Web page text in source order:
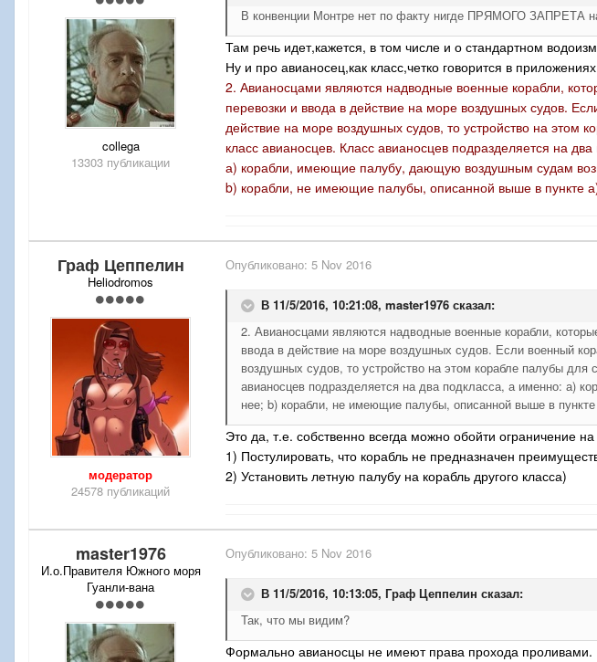
тонн (2 032 метрические тонны) и которые не
а) иметь на вооружении орудия калибра  выше
b) быть предназначенными или оборудованными
с) быть  предназначенными  для  достижения
6. Вспомогательными  кораблями  являются
входящие   в  состав  военного  флота,
построены  специально  для  того,  чтобы  быть
а) иметь  на  вооружении  орудия калибра выше
b) иметь  на  вооружении  более восьми
с) быть  предназначенными или оборудованными
е) быть  предназначенными  для  достижения
g) иметь на  оборудовании  более  двух
collega
13303 публикации
В конвенции Монтре нет по факту нигде ПРЯМОГО ЗАПРЕТА
Там речь идет,кажется, в том числе и о стандартном
Ну и про авианосец,как класс,четко говорится в
2. Авианосцами являются надводные военные корабли,
перевозки и ввода в действие на море воздушных судов.
действие на море воздушных судов, то устройство на этом
класс авианосцев. Класс авианосцев подразделяется на
а) корабли, имеющие палубу, дающую воздушным судам
b) корабли, не имеющие палубы, описанной выше в пункте
Граф Цеппелин
Heliodromos
модератор
24578 публикаций
Опубликовано: 5 Nov 2016
В 11/5/2016, 10:21:08, master1976 сказал:
2. Авианосцами являются надводные военные корабли,
ввода в действие на море воздушных судов. Если военный
воздушных судов, то устройство на этом корабле палубы для
авианосцев подразделяется на два подкласса, а именно: а)
нее; b) корабли, не имеющие палубы, описанной выше в
Это да, т.е. собственно всегда можно обойти ограничение на
1) Постулировать, что корабль не предназначен
2) Установить летную палубу на корабль другого класса)
master1976
И.о.Правителя Южного моря
Гуанли-вана
Опубликовано: 5 Nov 2016
В 11/5/2016, 10:13:05, Граф Цеппелин сказал:
Так, что мы видим?
Формально авианосцы не имеют права прохода проливами.